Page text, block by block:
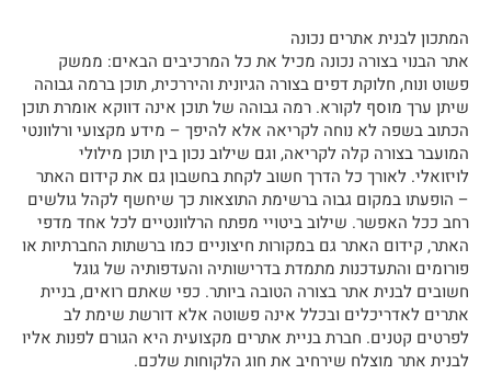
המתכון לבנית אתרים נכונה
אתר הבנוי בצורה נכונה מכיל את כל המרכיבים הבאים: ממשק
פשוט ונוח, חלוקת דפים בצורה הגיונית והיררכית, תוכן ברמה גבוהה
שיתן ערך מוסף לקורא. רמה גבוהה של תוכן אינה דווקא אומרת תוכן
הכתוב בשפה לא נוחה לקריאה אלא להיפך – מידע מקצועי ורלוונטי
המועבר בצורה קלה לקריאה, וגם שילוב נכון בין תוכן מילולי
לויזואלי. לאורך כל הדרך חשוב לקחת בחשבון גם את קידום האתר
– הופעתו במקום גבוה ברשימת התוצאות כך שיחשף לקהל גולשים
רחב ככל האפשר. שילוב ביטויי מפתח הרלוונטיים לכל אחד מדפי
האתר, קידום האתר גם במקורות חיצוניים כמו ברשתות החברתיות או
פורומים והתעדכנות מתמדת בדרישותיה והעדפותיה של גוגל
חשובים לבנית אתר בצורה הטובה ביותר. כפי שאתם רואים, בניית
אתרים לאדריכלים ובכלל אינה פשוטה אלא דורשת שימת לב
לפרטים קטנים. חברת בניית אתרים מקצועית היא הגורם לפנות אליו
לבנית אתר מוצלח שירחיב את חוג הלקוחות שלכם.